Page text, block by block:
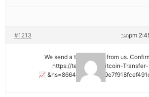
#1213 הגב
📈 We send a transaction from us.
https://telegra.ph/Bitcoin-